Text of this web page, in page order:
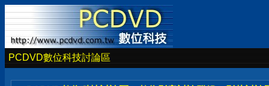
PCDVD數位科技討論區